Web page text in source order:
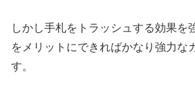
しかし手札をトラッシュする効果を
をメリットにできればかなり強力な
す。